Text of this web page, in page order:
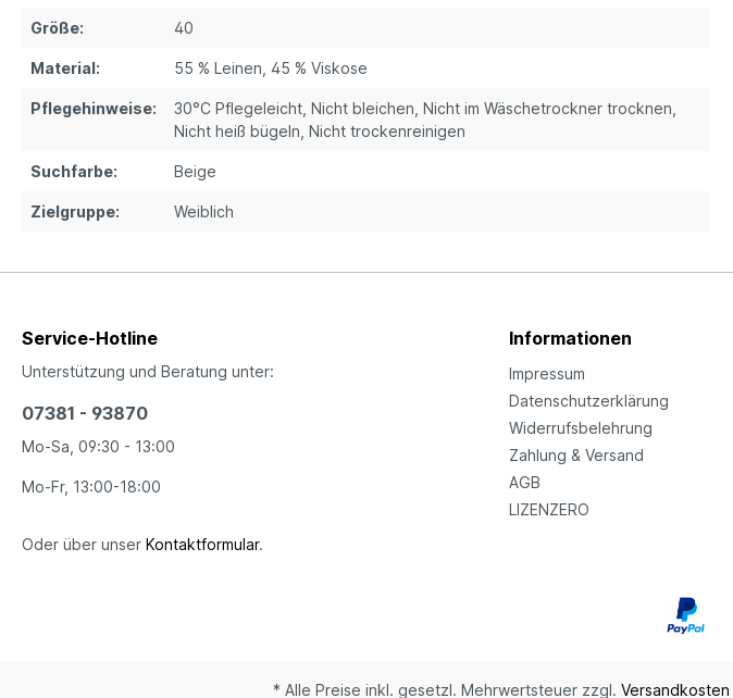
Größe: 40
Material: 55 % Leinen, 45 % Viskose
Pflegehinweise:
30°C Pflegeleicht, Nicht bleichen, Nicht im Wäschetrockner trocknen,
Nicht heiß bügeln, Nicht trockenreinigen
Suchfarbe: Beige
Zielgruppe: Weiblich
Service-Hotline
Unterstützung und Beratung unter:
07381 - 93870
Mo-Sa, 09:30 - 13:00
Mo-Fr, 13:00-18:00
Oder über unser Kontaktformular.
Informationen
Impressum
Datenschutzerklärung
Widerrufsbelehrung
Zahlung & Versand
AGB
LIZENZERO
* Alle Preise inkl. gesetzl. Mehrwertsteuer zzgl. Versandkosten